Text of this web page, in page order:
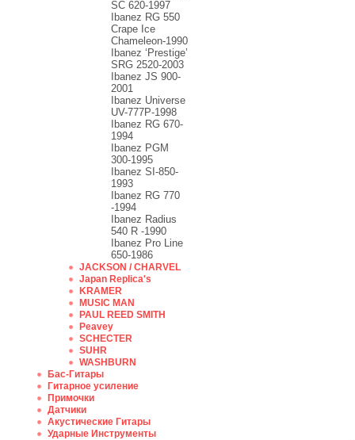
SC 620-1997
Ibanez RG 550
Crape Ice
Chameleon-1990
Ibanez ‘Prestige’
SRG 2520-2003
Ibanez JS 900-
2001
Ibanez Universe
UV-777P-1998
Ibanez RG 670-
1994
Ibanez PGM
300-1995
Ibanez SI-850-
1993
Ibanez RG 770
-1994
Ibanez Radius
540 R -1990
Ibanez Pro Line
650-1986
JACKSON / CHARVEL
Japan Replica's
KRAMER
MUSIC MAN
PAUL REED SMITH
Peavey
SCHECTER
SUHR
WASHBURN
Бас-Гитары
Гитарное усиление
Примочки
Датчики
Акустические Гитары
Ударные Инструменты